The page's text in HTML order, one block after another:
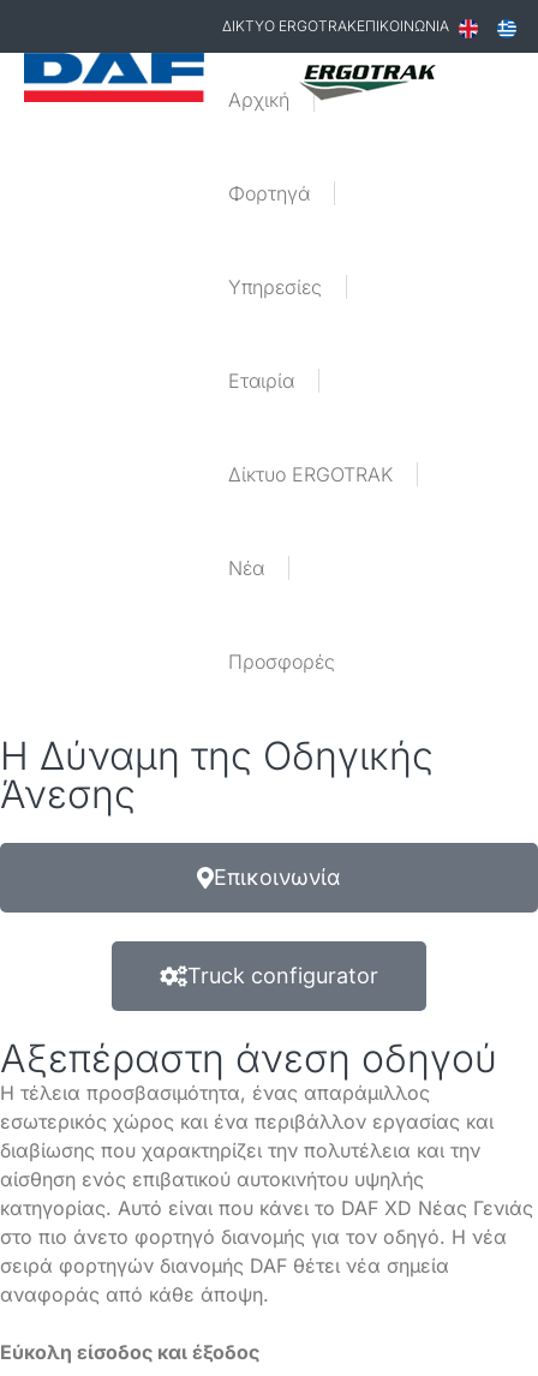
ΔΙΚΤΥΟ ERGOTRAKΕΠΙΚΟΙΝΩΝΙΑ
Αρχική
Φορτηγά
Υπηρεσίες
Εταιρία
Δίκτυο ERGOTRAK
Nέα
Προσφορές
Η Δύναμη της Οδηγικής
Άνεσης
Επικοινωνία
Truck configurator
Αξεπέραστη άνεση οδηγού
Η τέλεια προσβασιμότητα, ένας απαράμιλλος
εσωτερικός χώρος και ένα περιβάλλον εργασίας και
διαβίωσης που χαρακτηρίζει την πολυτέλεια και την
αίσθηση ενός επιβατικού αυτοκινήτου υψηλής
κατηγορίας. Αυτό είναι που κάνει το DAF XD Νέας Γενιάς
στο πιο άνετο φορτηγό διανομής για τον οδηγό. Η νέα
σειρά φορτηγών διανομής DAF θέτει νέα σημεία
αναφοράς από κάθε άποψη.
Εύκολη είσοδος και έξοδος